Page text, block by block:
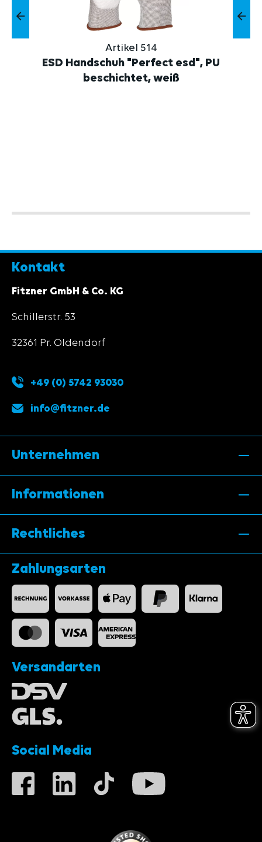
Artikel 514
ESD Handschuh "Perfect esd", PU
beschichtet, weiß
Kontakt
Fitzner GmbH & Co. KG
Schillerstr. 53
32361 Pr. Oldendorf
+49 (0) 5742 93030
info@fitzner.de
Unternehmen
Informationen
Rechtliches
Zahlungsarten
Versandarten
Social Media